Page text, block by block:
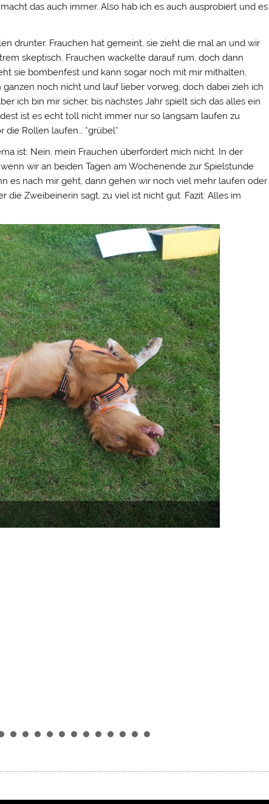
das auch immer. Also hab ich es auch ausprobiert und es
drunter. Frauchen hat gemeint, sie zieht die mal an und wir
skeptisch. Frauchen wackelte darauf rum, doch dann
sie bombenfest und kann sogar noch mit mir mithalten,
noch nicht und lauf lieber vorweg, doch dabei zieh ich
ich bin mir sicher, bis nächstes Jahr spielt sich das alles ein
ist es echt toll nicht immer nur so langsam laufen zu
die Rollen laufen… *grübel*
ist: Nein, mein Frauchen überfordert mich nicht. In der
wir an beiden Tagen am Wochenende zur Spielstunde
es nach mir geht, dann gehen wir noch viel mehr laufen oder
die Zweibeinerin sagt, zu viel ist nicht gut. Fazit: Alles im